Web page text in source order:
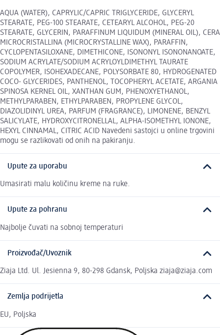
AQUA (WATER), CAPRYLIC/CAPRIC TRIGLYCERIDE, GLYCERYL
STEARATE, PEG-100 STEARATE, CETEARYL ALCOHOL, PEG-20
STEARATE, GLYCERIN, PARAFFINUM LIQUIDUM (MINERAL OIL), CERA
MICROCRISTALLINA (MICROCRYSTALLINE WAX), PARAFFIN,
CYCLOPENTASILOXANE, DIMETHICONE, ISONONYL ISONONANOATE,
SODIUM ACRYLATE/SODIUM ACRYLOYLDIMETHYL TAURATE
COPOLYMER, ISOHEXADECANE, POLYSORBATE 80, HYDROGENATED
COCO- GLYCERIDES, PANTHENOL, TOCOPHERYL ACETATE, ARGANIA
SPINOSA KERNEL OIL, XANTHAN GUM, PHENOXYETHANOL,
METHYLPARABEN, ETHYLPARABEN, PROPYLENE GLYCOL,
DIAZOLIDINYL UREA, PARFUM (FRAGRANCE), LIMONENE, BENZYL
SALICYLATE, HYDROXYCITRONELLAL, ALPHA-ISOMETHYL IONONE,
HEXYL CINNAMAL, CITRIC ACID Navedeni sastojci u online trgovini
mogu se razlikovati od onih na pakiranju.
Upute za uporabu
Umasirati malu količinu kreme na ruke.
Upute za pohranu
Najbolje čuvati na sobnoj temperaturi
Proizvođač/Uvoznik
Ziaja Ltd. Ul. Jesienna 9, 80-298 Gdansk, Poljska ziaja@ziaja.com
Zemlja podrijetla
EU, Poljska